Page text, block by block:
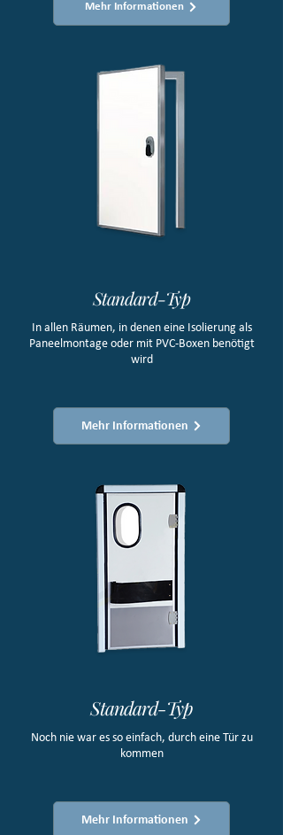
Mehr Informationen
Standard-Typ
In allen Räumen, in denen eine Isolierung als
Paneelmontage oder mit PVC-Boxen benötigt
wird
Mehr Informationen
Standard-Typ
Noch nie war es so einfach, durch eine Tür zu
kommen
Mehr Informationen